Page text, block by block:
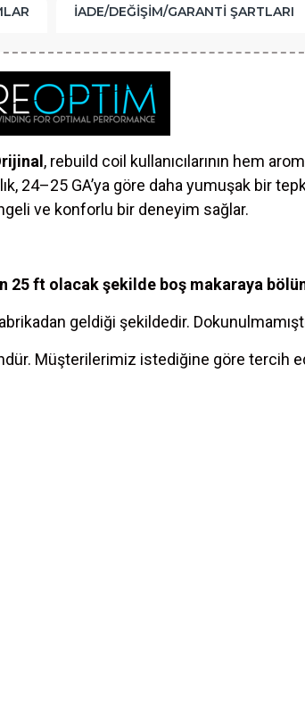
İADE/DEĞIŞIM/GARANTI ŞARTLARI
, rebuild coil kullanıcılarının hem
24–25 GA’ya göre daha yumuşak bir
ve konforlu bir deneyim sağlar.
ft olacak şekilde boş makaraya
geldiği şekildedir.
Müşterilerimiz istediğine göre tercih